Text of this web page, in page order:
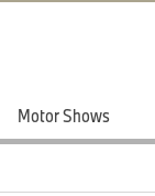
Motor Shows